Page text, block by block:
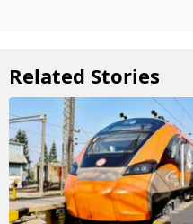
Related Stories